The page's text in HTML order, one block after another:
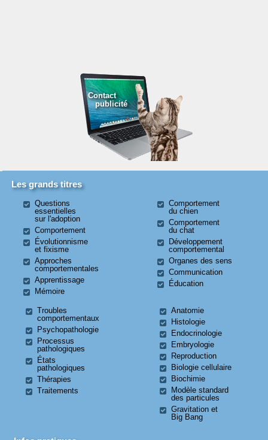
Contact
publicité
Les grands titres
Questions
essentielles
sur l'adoption
Comportement
Évolutionnisme
et fixisme
Approches
comportementales
Apprentissage
Mémoire
Comportement
du chien
Comportement
du chat
Développement
comportemental
Organes des sens
Communication
Éducation
Troubles
comportementaux
Psychopathologie
Processus
pathologiques
États
pathologiques
Thérapies
Traitements
Anatomie
Histologie
Endocrinologie
Embryologie
Reproduction
Biologie cellulaire
Biochimie
Modèle standard
des particules
Gravitation et
Big Bang